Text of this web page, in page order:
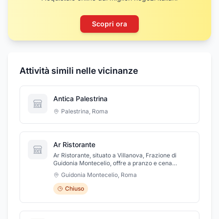
Scopri ora
Attività simili nelle vicinanze
Antica Palestrina
Palestrina, Roma
Ar Ristorante
Ar Ristorante, situato a Villanova, Frazione di
Guidonia Montecelio, offre a pranzo e cena
cucina tipica romana, per veri buongustai. Da noi
potrai gustare anche ottimi aperitivi, per poi
tuffarti in piatti classici come la carbonara, le
polpette al sugo, i salti in bocca, pasta
all'amatriciana, cacio e pepe e altre prelibatezze,
preparate con amore e tradizione in un ambiente
Guidonia Montecelio, Roma
Chiuso